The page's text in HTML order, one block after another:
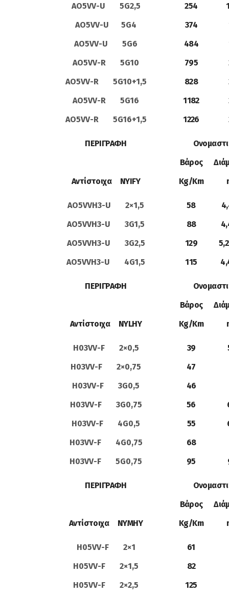
AO5VV-U 5G2,5
254
AO5VV-U 5G4
374
AO5VV-U 5G6
484
AO5VV-R 5G10
795
AO5VV-R 5G10+1,5
828
AO5VV-R 5G16
1182
AO5VV-R 5G16+1,5
1226
ΠΕΡΙΓΡΑΦΗ
Βάρος
Αντίστοιχα NYIFY
Kg/Km
AO5VVH3-U 2×1,5 58
AO5VVH3-U 3G1,5
88
AO5VVH3-U 3G2,5
129
AO5VVH3-U 4G1,5
115
ΠΕΡΙΓΡΑΦΗ
Βάρος
Αντίστοιχα NYLHY
Kg/Km
H03VV-F 2×0,5 39
H03VV-F 2×0,75
47
H03VV-F 3G0,5
46
H03VV-F 3G0,75
56
H03VV-F 4G0,5
55
H03VV-F 4G0,75
68
H03VV-F 5G0,75
95
ΠΕΡΙΓΡΑΦΗ
Βάρος
Αντίστοιχα NYMHY
Kg/Km
H05VV-F 2×1
61
H05VV-F 2×1,5
82
H05VV-F 2×2,5
125